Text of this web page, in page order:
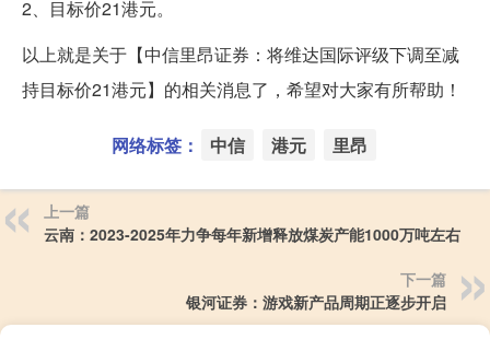
2、目标价21港元。
以上就是关于【中信里昂证券：将维达国际评级下调至减
持目标价21港元】的相关消息了，希望对大家有所帮助！
网络标签： 中信 港元 里昂
上一篇
云南：2023-2025年力争每年新增释放煤炭产能1000万吨左右
下一篇
银河证券：游戏新产品周期正逐步开启